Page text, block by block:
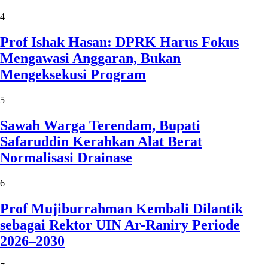
4
Prof Ishak Hasan: DPRK Harus Fokus
Mengawasi Anggaran, Bukan
Mengeksekusi Program
5
Sawah Warga Terendam, Bupati
Safaruddin Kerahkan Alat Berat
Normalisasi Drainase
6
Prof Mujiburrahman Kembali Dilantik
sebagai Rektor UIN Ar-Raniry Periode
2026–2030